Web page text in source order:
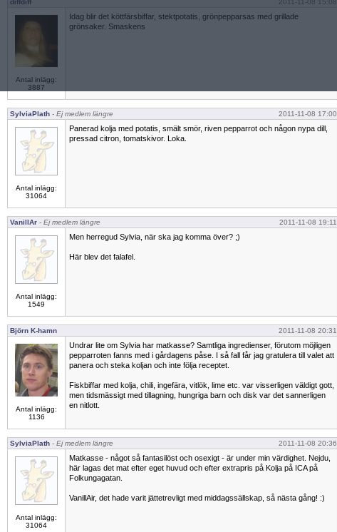
diffdiff 2011-11-08 15:08
Antal inlägg:
3887
Idag blir det köttfärsbiffar, stektpotatis, grönpepparsas med grillade
grönsaker. Smaskens
SylviaPlath - Ej medlem längre 2011-11-08 17:00
Antal inlägg:
31064
Panerad kolja med potatis, smält smör, riven pepparrot och någon nypa dill,
pressad citron, tomatskivor. Loka.
VanillAr - Ej medlem längre 2011-11-08 19:11
Antal inlägg:
1549
Men herregud Sylvia, när ska jag komma över? ;)
Här blev det falafel.
Björn K-hamn 2011-11-08 20:31
Antal inlägg:
1136
Undrar lite om Sylvia har matkasse? Samtliga ingredienser, förutom möjligen
pepparroten fanns med i gårdagens påse. I så fall får jag gratulera till valet att
panera och steka koljan och inte följa receptet.
Fiskbiffar med kolja, chili, ingefära, vitlök, lime etc. var visserligen väldigt gott,
men tidsmässigt med tillagning, hungriga barn och disk var det sannerligen
en nitlott.
SylviaPlath - Ej medlem längre 2011-11-08 20:36
Antal inlägg:
31064
Matkasse - något så fantasilöst och osexigt - är under min värdighet. Nejdu,
här lagas det mat efter eget huvud och efter extrapris på Kolja på ICA på
Folkungagatan.
VanillAir, det hade varit jättetrevligt med middagssällskap, så nästa gång! :)